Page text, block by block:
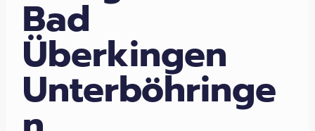
Bad
Überkingen
Unterböhringe